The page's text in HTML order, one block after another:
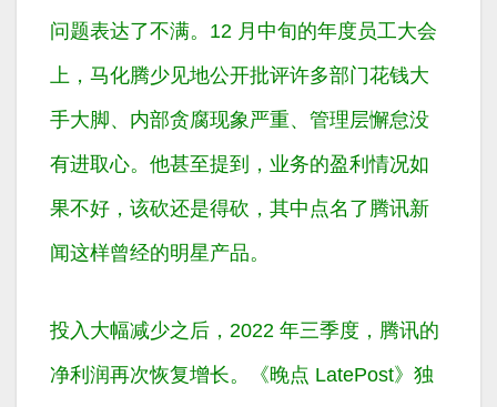
问题表达了不满。12 月中旬的年度员工大会
上，马化腾少见地公开批评许多部门花钱大
手大脚、内部贪腐现象严重、管理层懈怠没
有进取心。他甚至提到，业务的盈利情况如
果不好，该砍还是得砍，其中点名了腾讯新
闻这样曾经的明星产品。
投入大幅减少之后，2022 年三季度，腾讯的
净利润再次恢复增长。《晚点 LatePost》独